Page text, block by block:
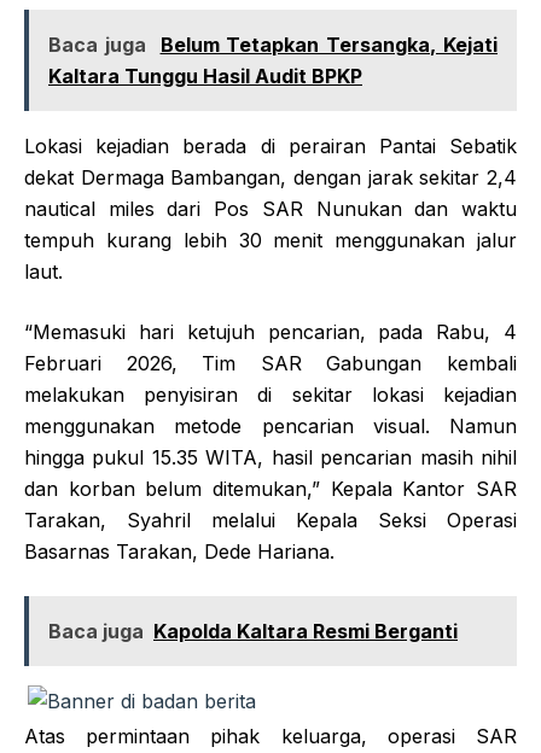
Baca juga
Belum Tetapkan Tersangka, Kejati
Kaltara Tunggu Hasil Audit BPKP
Lokasi kejadian berada di perairan Pantai Sebatik
dekat Dermaga Bambangan, dengan jarak sekitar 2,4
nautical miles dari Pos SAR Nunukan dan waktu
tempuh kurang lebih 30 menit menggunakan jalur
laut.
“Memasuki hari ketujuh pencarian, pada Rabu, 4
Februari 2026, Tim SAR Gabungan kembali
melakukan penyisiran di sekitar lokasi kejadian
menggunakan metode pencarian visual. Namun
hingga pukul 15.35 WITA, hasil pencarian masih nihil
dan korban belum ditemukan,” Kepala Kantor SAR
Tarakan, Syahril melalui Kepala Seksi Operasi
Basarnas Tarakan, Dede Hariana.
Baca juga Kapolda Kaltara Resmi Berganti
Atas permintaan pihak keluarga, operasi SAR